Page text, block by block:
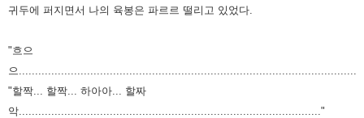
귀두에 퍼지면서 나의 육봉은 파르르 떨리고 있었다.
"흐으
으
"할짝... 할짝... 하아아... 할짜
악............................................................................................."